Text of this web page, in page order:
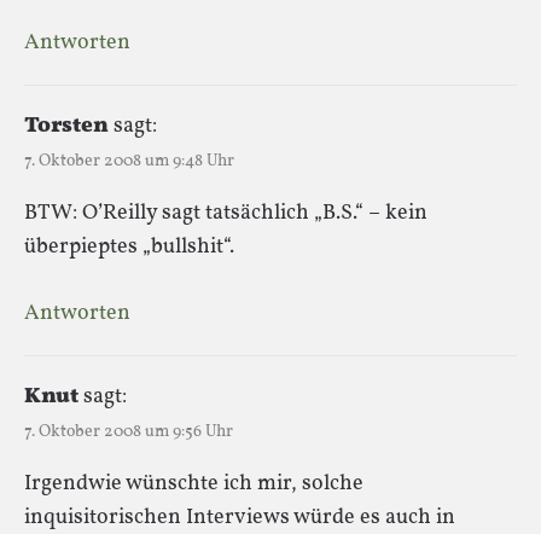
Antworten
Torstensagt:
7. Oktober 2008 um 9:48 Uhr
BTW: O’Reilly sagt tatsächlich „B.S.“ – kein
überpieptes „bullshit“.
Antworten
Knutsagt:
7. Oktober 2008 um 9:56 Uhr
Irgendwie wünschte ich mir, solche
inquisitorischen Interviews würde es auch in